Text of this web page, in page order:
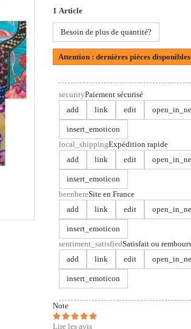
1 Article
Besoin de plus de quantité?
Attention : dernières pièces
securityPaiement sécurisé
add
link edit
insert_emoticon
local_shippingExpédition rapide
add
link edit
insert_emoticon
beenhereSite en France
add
link edit
insert_emoticon
sentiment_satisfiedSatisfait ou
add
link edit
insert_emoticon
Note
Lire les avis